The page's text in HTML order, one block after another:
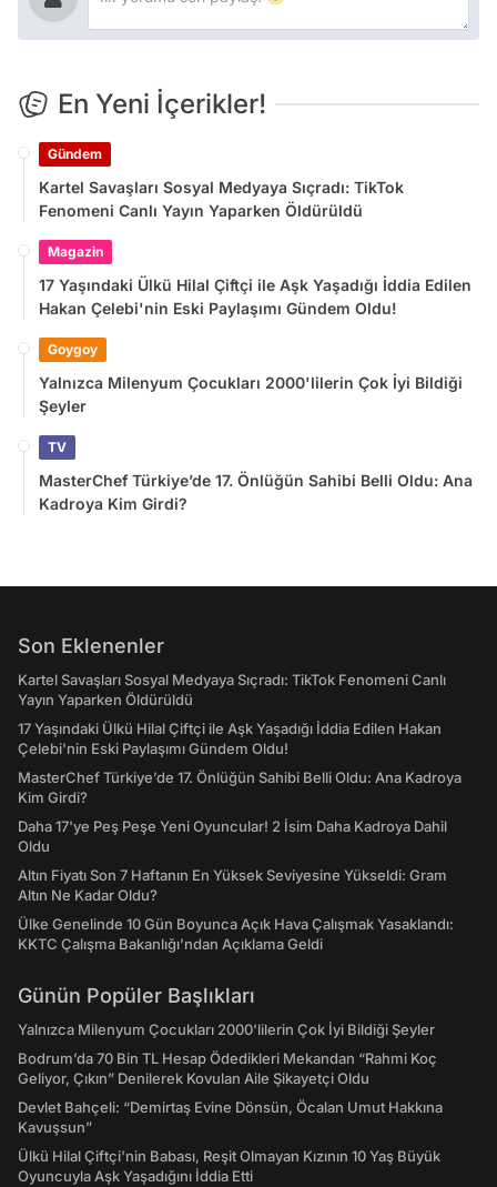
En Yeni İçerikler!
Gündem
Kartel Savaşları Sosyal Medyaya Sıçradı: TikTok
Fenomeni Canlı Yayın Yaparken Öldürüldü
Magazin
17 Yaşındaki Ülkü Hilal Çiftçi ile Aşk Yaşadığı İddia Edilen
Hakan Çelebi'nin Eski Paylaşımı Gündem Oldu!
Goygoy
Yalnızca Milenyum Çocukları 2000'lilerin Çok İyi Bildiği
Şeyler
TV
MasterChef Türkiye’de 17. Önlüğün Sahibi Belli Oldu: Ana
Kadroya Kim Girdi?
Son Eklenenler
Kartel Savaşları Sosyal Medyaya Sıçradı: TikTok Fenomeni Canlı
Yayın Yaparken Öldürüldü
17 Yaşındaki Ülkü Hilal Çiftçi ile Aşk Yaşadığı İddia Edilen Hakan
Çelebi'nin Eski Paylaşımı Gündem Oldu!
MasterChef Türkiye’de 17. Önlüğün Sahibi Belli Oldu: Ana Kadroya
Kim Girdi?
Daha 17'ye Peş Peşe Yeni Oyuncular! 2 İsim Daha Kadroya Dahil
Oldu
Altın Fiyatı Son 7 Haftanın En Yüksek Seviyesine Yükseldi: Gram
Altın Ne Kadar Oldu?
Ülke Genelinde 10 Gün Boyunca Açık Hava Çalışmak Yasaklandı:
KKTC Çalışma Bakanlığı’ndan Açıklama Geldi
Günün Popüler Başlıkları
Yalnızca Milenyum Çocukları 2000'lilerin Çok İyi Bildiği Şeyler
Bodrum’da 70 Bin TL Hesap Ödedikleri Mekandan “Rahmi Koç
Geliyor, Çıkın” Denilerek Kovulan Aile Şikayetçi Oldu
Devlet Bahçeli: “Demirtaş Evine Dönsün, Öcalan Umut Hakkına
Kavuşsun”
Ülkü Hilal Çiftçi'nin Babası, Reşit Olmayan Kızının 10 Yaş Büyük
Oyuncuyla Aşk Yaşadığını İddia Etti